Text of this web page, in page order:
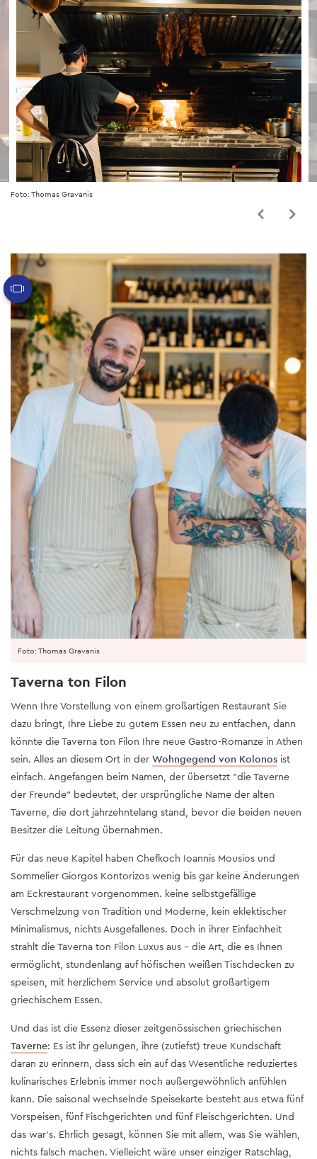
Foto: Thomas Gravanis
Taverna ton Filon
Wenn Ihre Vorstellung von einem großartigen Restaurant Sie
dazu bringt, Ihre Liebe zu gutem Essen neu zu entfachen, dann
könnte die Taverna ton Filon Ihre neue Gastro-Romanze in Athen
sein. Alles an diesem Ort in der Wohngegend von Kolonos ist
einfach. Angefangen beim Namen, der übersetzt "die Taverne
der Freunde" bedeutet, der ursprüngliche Name der alten
Taverne, die dort jahrzehntelang stand, bevor die beiden neuen
Besitzer die Leitung übernahmen.
Für das neue Kapitel haben Chefkoch Ioannis Mousios und
Sommelier Giorgos Kontorizos wenig bis gar keine Änderungen
am Eckrestaurant vorgenommen. keine selbstgefällige
Verschmelzung von Tradition und Moderne, kein eklektischer
Minimalismus, nichts Ausgefallenes. Doch in ihrer Einfachheit
strahlt die Taverna ton Filon Luxus aus – die Art, die es Ihnen
ermöglicht, stundenlang auf höfischen weißen Tischdecken zu
speisen, mit herzlichem Service und absolut großartigem
griechischem Essen.
Und das ist die Essenz dieser zeitgenössischen griechischen
Taverne: Es ist ihr gelungen, ihre (zutiefst) treue Kundschaft
daran zu erinnern, dass sich ein auf das Wesentliche reduziertes
kulinarisches Erlebnis immer noch außergewöhnlich anfühlen
kann. Die saisonal wechselnde Speisekarte besteht aus etwa fünf
Vorspeisen, fünf Fischgerichten und fünf Fleischgerichten. Und
das war‘s. Ehrlich gesagt, können Sie mit allem, was Sie wählen,
nichts falsch machen. Vielleicht wäre unser einziger Ratschlag,
Foto: Thomas Gravanis